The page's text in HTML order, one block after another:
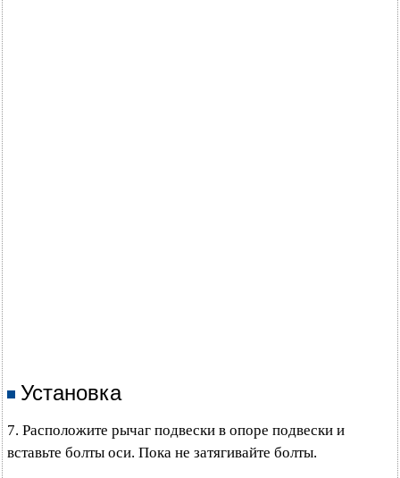
Установка
7. Расположите рычаг подвески в опоре подвески и
вставьте болты оси. Пока не затягивайте болты.